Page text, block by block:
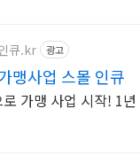
큐.kr 광고
맹사업 스몰 인큐
가맹 사업 시작! 1